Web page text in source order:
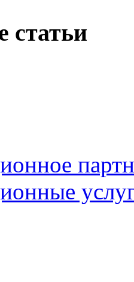
статьи